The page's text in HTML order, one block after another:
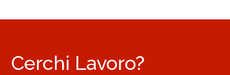
Cerchi Lavoro?